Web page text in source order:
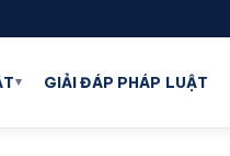
▾ GIẢI ĐÁP PHÁP LUẬT